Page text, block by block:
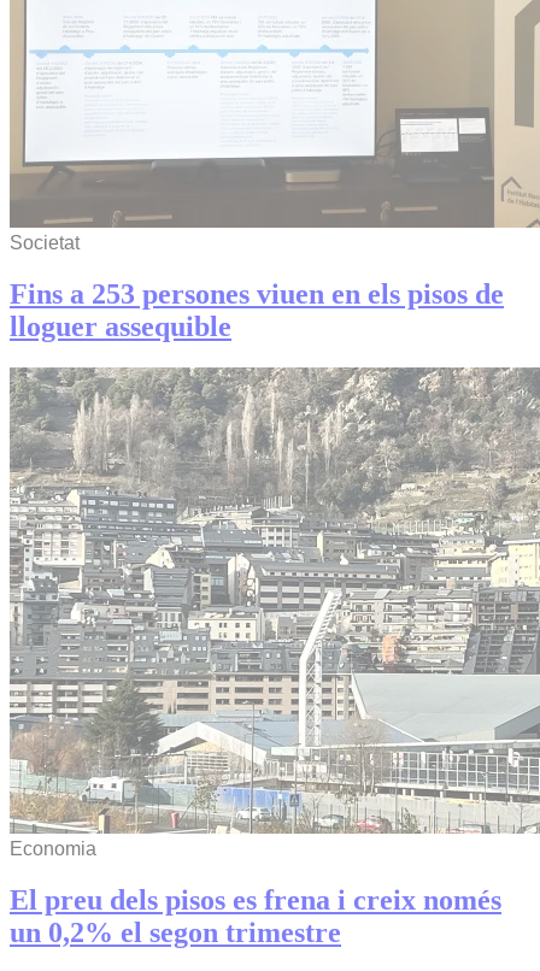
Societat
Fins a 253 persones viuen en els pisos de
lloguer assequible
Economia
El preu dels pisos es frena i creix només
un 0,2% el segon trimestre